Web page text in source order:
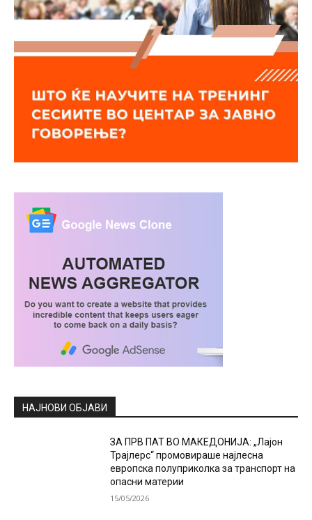
НАЈНОВИ ОБЈАВИ
ЗА ПРВ ПАТ ВО МАКЕДОНИЈА: „Лајон
Трајлерс“ промовираше најлесна
европска полуприколка за транспорт на
опасни материи
15/05/2026